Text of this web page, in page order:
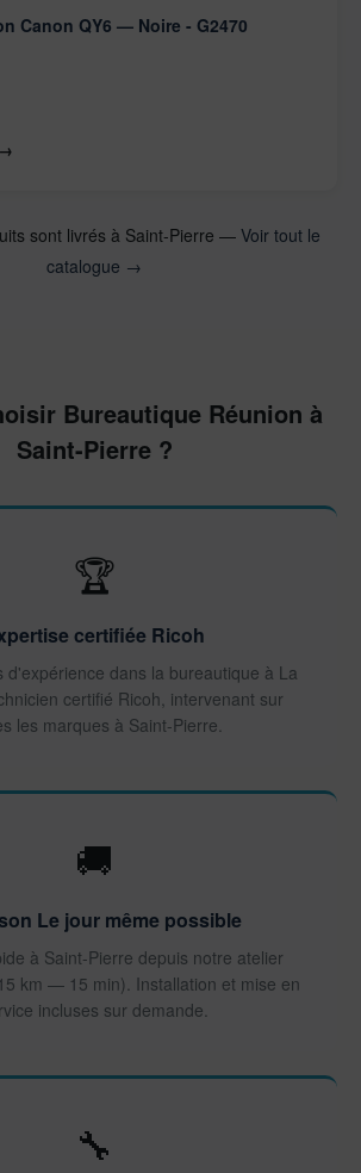
Canon QY6 — Noire - G2470
sont livrés à Saint-Pierre — Voir tout le
catalogue →
Bureautique Réunion à
Saint-Pierre ?
🏆
certifiée Ricoh
d'expérience dans la bureautique à La
certifié Ricoh, intervenant sur
les marques à Saint-Pierre.
🚚
Le jour même possible
à Saint-Pierre depuis notre atelier
km — 15 min). Installation et mise en
incluses sur demande.
🔧